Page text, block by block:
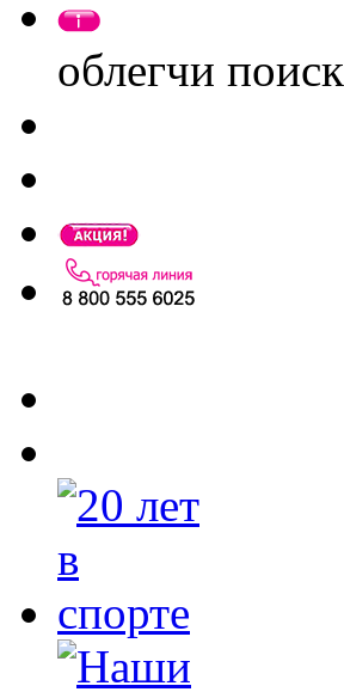
облегчи поиск